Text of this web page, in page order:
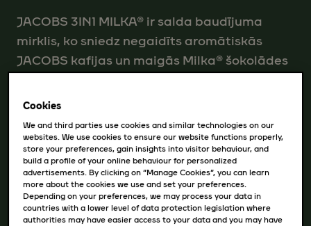
JACOBS 3IN1 MILKA® ir salda baudījuma
mirklis, ko sniedz negaidīts aromātiskās
JACOBS kafijas un maigās Milka® šokolādes
ūdeni, samaisiet un izbaudiet smaržīgu
kafiju ar šokolādes notīm. Alpu elpa jūsu
kafijas tasītē! Kastē - 10 gab.
*Milka® ir Mondelēz International Group
piederoša preču zīme un tiek izmantota uz
licences pamata.
Cookies
We and third parties use cookies and similar technologies on our
websites. We use cookies to ensure our website functions properly,
store your preferences, gain insights into visitor behaviour, and
build a profile of your online behaviour for personalized
advertisements. By clicking on “Manage Cookies”, you can learn
more about the cookies we use and set your preferences.
Depending on your preferences, we may process your data in
countries with a lower level of data protection legislation where
authorities may have easier access to your data and you may have